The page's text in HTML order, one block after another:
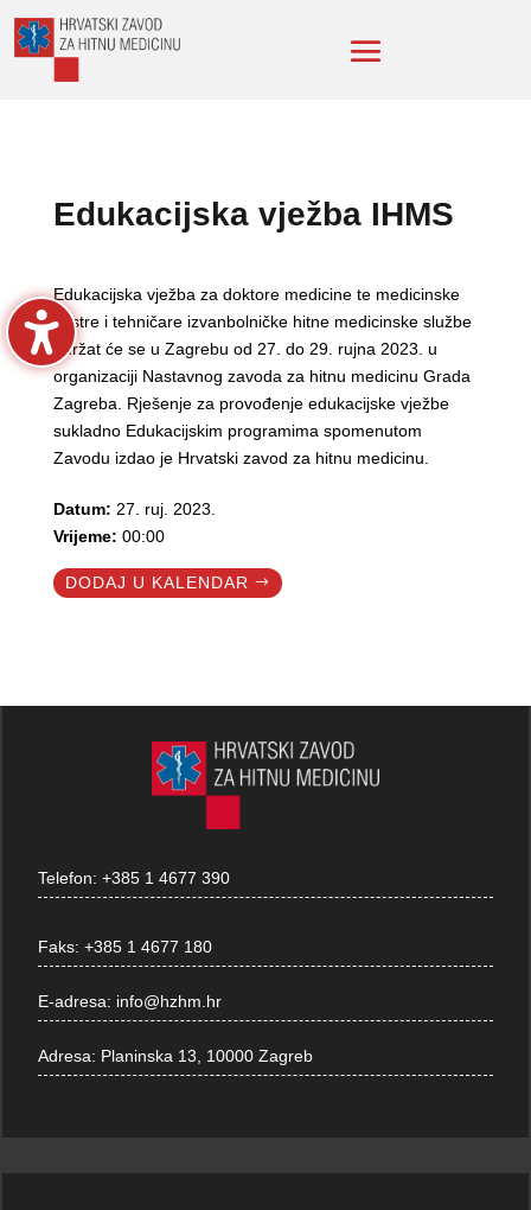
Edukacijska vježba IHMS
Edukacijska vježba za doktore medicine te medicinske
sestre i tehničare izvanbolničke hitne medicinske službe
održat će se u Zagrebu od 27. do 29. rujna 2023. u
organizaciji Nastavnog zavoda za hitnu medicinu Grada
Zagreba. Rješenje za provođenje edukacijske vježbe
sukladno Edukacijskim programima spomenutom
Zavodu izdao je Hrvatski zavod za hitnu medicinu.
Datum: 27. ruj. 2023.
Vrijeme: 00:00
DODAJ U KALENDAR
Telefon:+385 1 4677 390
Faks:+385 1 4677 180
E-adresa: info@hzhm.hr
Adresa: Planinska 13, 10000 Zagreb